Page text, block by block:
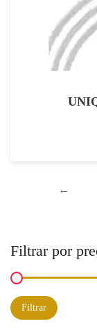
←
Filtrar por
Preço
Preço
Filtrar